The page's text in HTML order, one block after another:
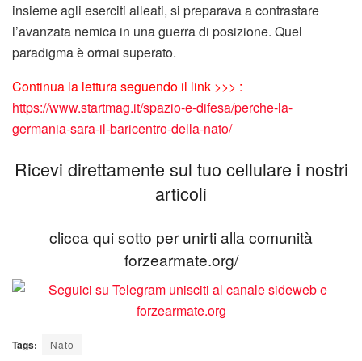
insieme agli eserciti alleati, si preparava a contrastare
l’avanzata nemica in una guerra di posizione. Quel
paradigma è ormai superato.
Continua la lettura seguendo il link >>> :
https://www.startmag.it/spazio-e-difesa/perche-la-
germania-sara-il-baricentro-della-nato/
Ricevi direttamente sul tuo cellulare i nostri
articoli
clicca qui sotto per unirti alla comunità
forzearmate.org/
Tags: Nato